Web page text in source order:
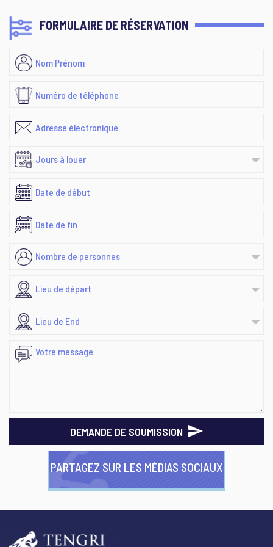
FORMULAIRE DE RÉSERVATION
DEMANDE DE SOUMISSION
PARTAGEZ SUR LES MÉDIAS SOCIAUX